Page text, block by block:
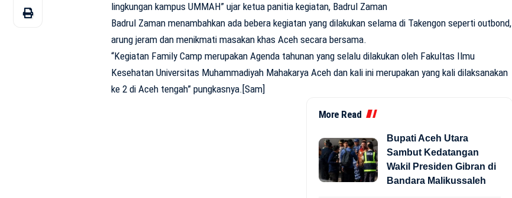
lingkungan kampus UMMAH” ujar ketua panitia kegiatan, Badrul Zaman
Badrul Zaman menambahkan ada bebera kegiatan yang dilakukan selama di Takengon seperti outbond,
arung jeram dan menikmati masakan khas Aceh secara bersama.
“Kegiatan Family Camp merupakan Agenda tahunan yang selalu dilakukan oleh Fakultas Ilmu
Kesehatan Universitas Muhammadiyah Mahakarya Aceh dan kali ini merupakan yang kali dilaksanakan
ke 2 di Aceh tengah” pungkasnya.[Sam]
More Read
Bupati Aceh Utara
Sambut Kedatangan
Wakil Presiden Gibran di
Bandara Malikussaleh